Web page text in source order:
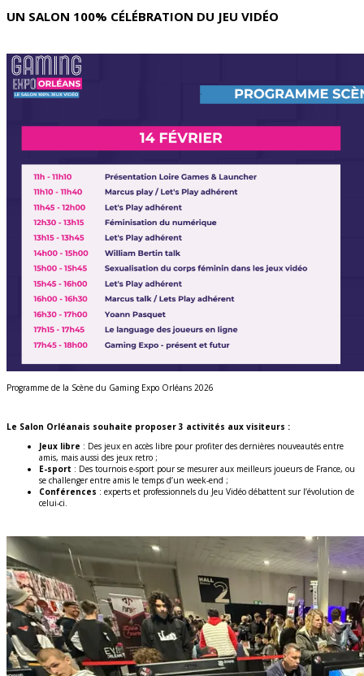
UN SALON 100% CÉLÉBRATION DU JEU VIDÉO
Programme de la Scène du Gaming Expo Orléans 2026
Le Salon Orléanais souhaite proposer 3 activités aux visiteurs :
Jeux libre : Des jeux en accès libre pour profiter des dernières nouveautés entre
amis, mais aussi des jeux retro ;
E-sport : Des tournois e-sport pour se mesurer aux meilleurs joueurs de France, ou
se challenger entre amis le temps d’un week-end ;
Conférences : experts et professionnels du Jeu Vidéo débattent sur l’évolution de
celui-ci.